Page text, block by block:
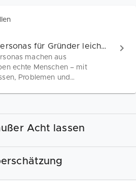
Buyer Personas für Gründer leicht gemacht
machen aus
echte Menschen – mit
Problemen und
Acht lassen